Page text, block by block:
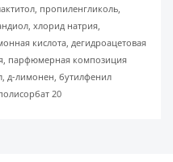
пропиленгликоль,
хлорид натрия,
кислота, дегидроацетовая
парфюмерная композиция
д-лимонен, бутилфенил
20